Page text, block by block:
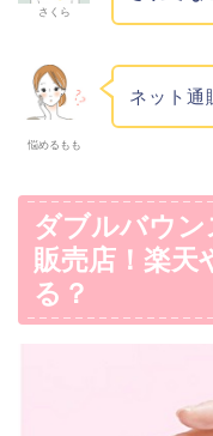
さくら
悩めるもも
ネット通
ダブルバウ
販売店！楽天
る？